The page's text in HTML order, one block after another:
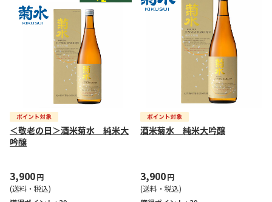
＜敬老の日＞酒米菊水 純米大
吟醸
3,900円
(送料・税込)
酒米菊水 純米大吟醸
3,900円
(送料・税込)